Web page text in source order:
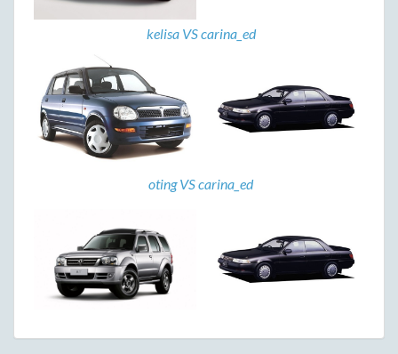
kelisa VS carina_ed
oting VS carina_ed